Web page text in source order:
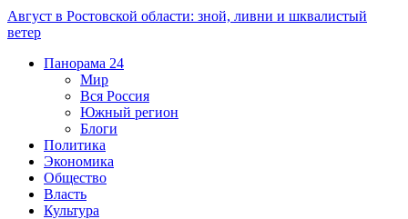
Август в Ростовской области: зной, ливни и шквалистый
ветер
Панорама 24
Мир
Вся Россия
Южный регион
Блоги
Политика
Экономика
Общество
Власть
Культура